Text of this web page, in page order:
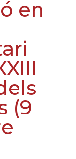
en
(9